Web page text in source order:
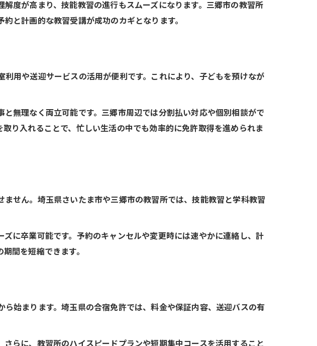
得プラン
際の注目点
を最短目指す方法
許取得を実現
ための準備法
バスの予約方法
取得を目指す
ス付き免許取得術
得プランの選び方
度が高まり、技能教習の進行もスムーズになります。三郷市の教習所
と計画的な教習受講が成功のカギとなります。
用や送迎サービスの活用が便利です。これにより、子どもを預けなが
無理なく両立可能です。三郷市周辺では分割払い対応や個別相談がで
り入れることで、忙しい生活の中でも効率的に免許取得を進められま
せん。埼玉県さいたま市や三郷市の教習所では、技能教習と学科教習
に卒業可能です。予約のキャンセルや変更時には速やかに連絡し、計
間を短縮できます。
始まります。埼玉県の合宿免許では、料金や保証内容、送迎バスの有
らに、教習所のハイスピードプランや短期集中コースを活用すること